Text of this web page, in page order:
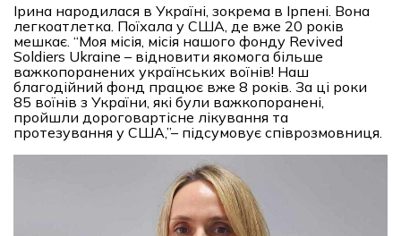
Ірина народилася в Україні, зокрема в Ірпені. Вона
легкоатлетка. Поїхала у США, де вже 20 років
мешкає. “Моя місія, місія нашого фонду Revived
Soldiers Ukraine – відновити якомога більше
важкопоранених українських воїнів! Наш
благодійний фонд працює вже 8 років. За ці роки
85 воїнів з України, які були важкопоранені,
пройшли дороговартісне лікування та
протезування у США,”– підсумовує співрозмовниця.